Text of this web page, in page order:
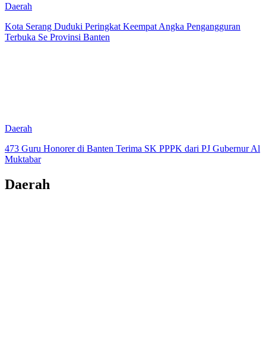
Daerah
Kota Serang Duduki Peringkat Keempat Angka Pengangguran
Terbuka Se Provinsi Banten
Daerah
473 Guru Honorer di Banten Terima SK PPPK dari PJ Gubernur Al
Muktabar
Daerah